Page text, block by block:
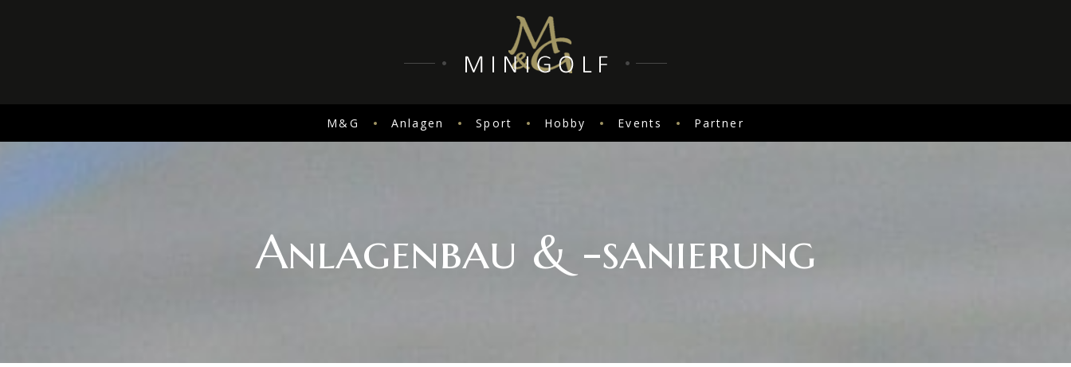
M&G Anlagen Sport Hobby Events Partner
Anlagenbau & -sanierung